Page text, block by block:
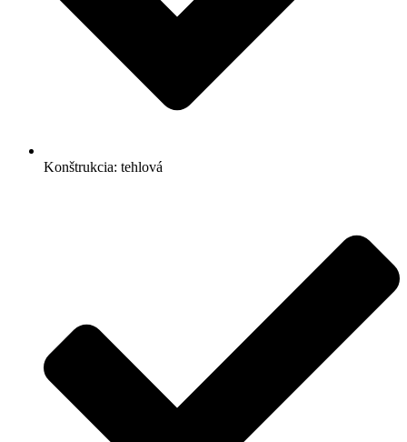
Konštrukcia: tehlová